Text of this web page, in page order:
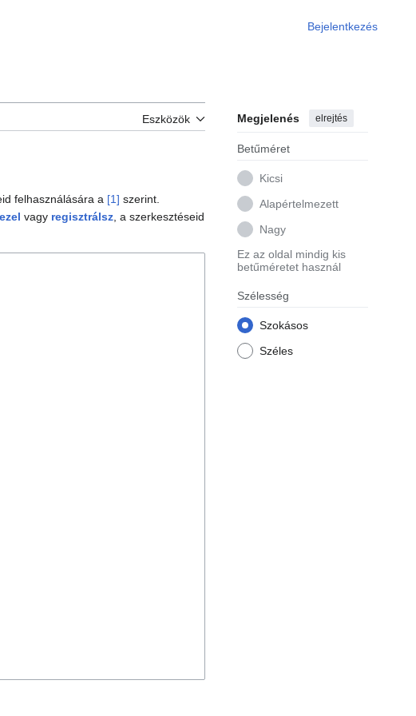
Bejelentkezés
Eszközök Megjelenés elrejtés
Betűméret
Kicsi
Alapértelmezett
Nagy
Ez az oldal mindig kis
betűméretet használ
Szélesség
Szokásos
Széles
felhasználására a [1] szerint.
vagy regisztrálsz , a szerkesztéseid